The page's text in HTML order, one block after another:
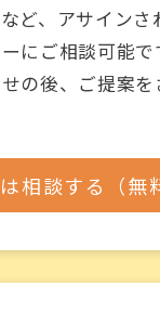
ど、アサインさ
にご相談可能で
の後、ご提案
相談する（無